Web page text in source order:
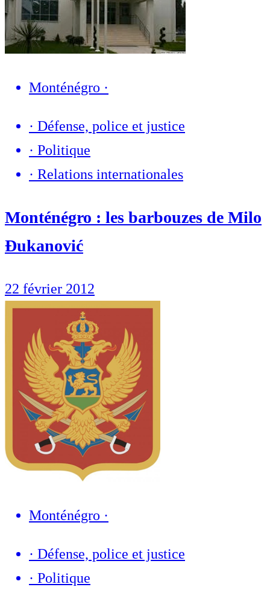
Monténégro ·
· Défense, police et justice
· Politique
· Relations internationales
Monténégro : les barbouzes de Milo
Đukanović
22 février 2012
Monténégro ·
· Défense, police et justice
· Politique